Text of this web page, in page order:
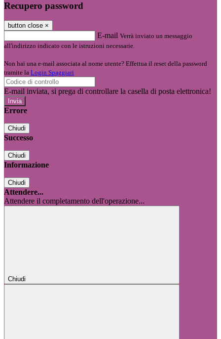
Recupero password
button close ×
E-mail Verrà inviato un messaggio
all'indirizzo indicato con le istruzioni necessarie.
Non hai una e-mail associata al nome utente? Effettua il reset della password
tramite la Login Spaggiari
E-mail inviata, si prega di controllare la casella di posta elettronica!
Errore
Chiudi
Successo
Chiudi
Informazione
Chiudi
Attendere...
Attendere il completamento dell'operazione...
Chiudi